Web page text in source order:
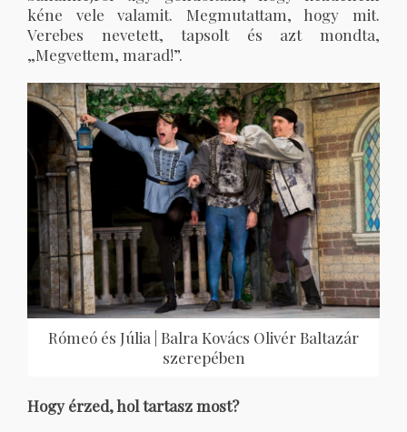
kéne vele valamit. Megmutattam, hogy mit.
Verebes nevetett, tapsolt és azt mondta,
„Megvettem, marad!”.
Rómeó és Júlia | Balra Kovács Olivér Baltazár
szerepében
Hogy érzed, hol tartasz most?